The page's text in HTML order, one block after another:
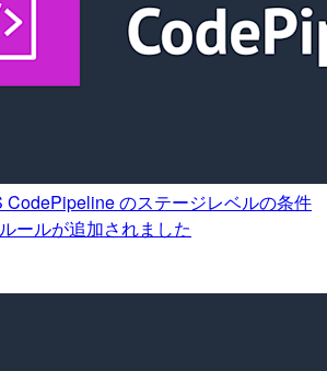
CodePipeline のステージレベルの条件
ールが追加されました